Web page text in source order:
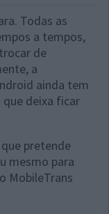
Todas as
a tempos,
de
a
ainda tem
deixa ficar
pretende
mesmo para
MobileTrans